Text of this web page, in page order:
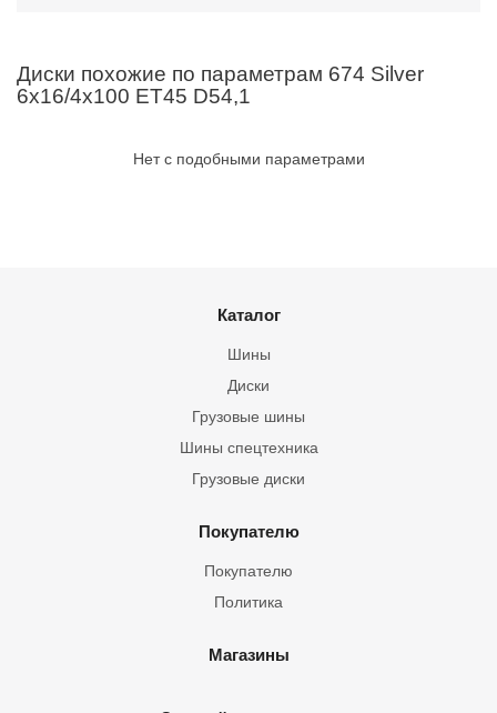
Диски похожие по параметрам 674 Silver
6x16/4x100 ET45 D54,1
Нет с подобными параметрами
Каталог
Шины
Грузовые шины
Шины спецтехника
Диски
Грузовые диски
Покупателю
Покупателю
Политика
Магазины